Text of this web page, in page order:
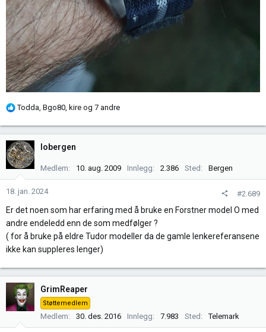
R
k
s
j
n
r
:
Todda Bgo80 kire og 7 andre
lobergen
Medlem 10. aug. 2009 Innlegg 2.386 Sted Bergen
18. jan. 2024 #2.689
Er det noen som har erfaring med å bruke en Forstner model O med
andre endeledd enn de som medfølger ?
( for å bruke på eldre Tudor modeller da de gamle lenkereferansene
ikke kan suppleres lenger)
GrimReaper
Støttemedlem
Medlem 30. des. 2016 Innlegg 7.983 Sted Telemark